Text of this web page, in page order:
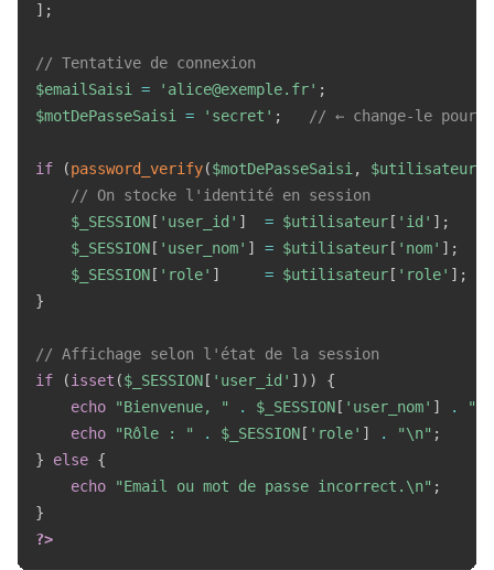
] ;
// Tentative de connexion
$emailSaisi
= 'alice@exemple.fr' ;
$motDePasseSaisi
= 'secret' ; // ← change-le pour
if (password_verify($motDePasseSaisi , $utilisateur
// On stocke l'identité en session
$_SESSION [ 'user_id' ] = $utilisateur [ 'id' ] ;
$_SESSION [ 'user_nom' ] = $utilisateur [ 'nom' ] ;
$_SESSION [ 'role' ] = $utilisateur [ 'role' ] ;
}
// Affichage selon l'état de la session
if
(isset ($_SESSION [ 'user_id' ] ) )
{
echo
"Bienvenue, " . $_SESSION [ 'user_nom' ] .
"
echo
"Rôle : " . $_SESSION [ 'role' ] . "\n" ;
}
else {
echo
"Email ou mot de passe incorrect.\n" ;
}
?>